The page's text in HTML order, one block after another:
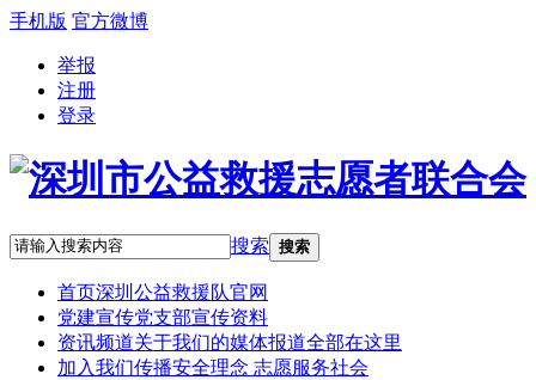
手机版 官方微博
举报
注册
登录
搜索 搜索
首页深圳公益救援队官网
党建宣传党支部宣传资料
资讯频道关于我们的媒体报道全部在这里
加入我们传播安全理念 志愿服务社会